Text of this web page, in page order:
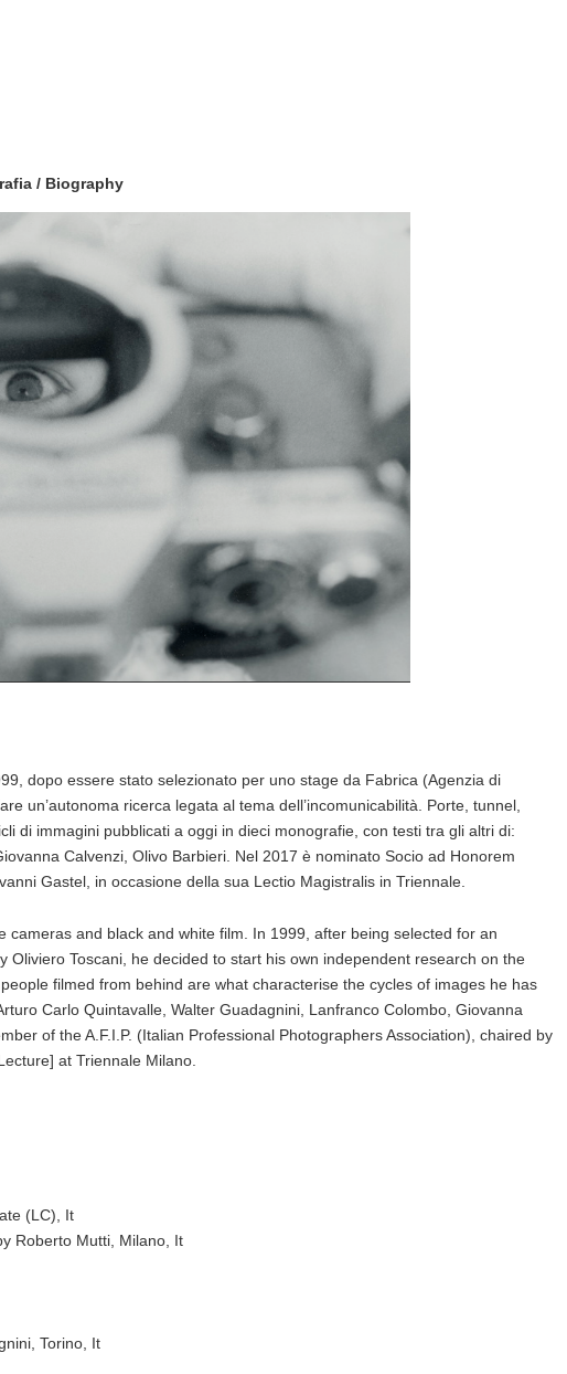
/ Biography
dopo essere stato selezionato per uno stage da Fabrica (Agenzia di
un’autonoma ricerca legata al tema dell’incomunicabilità. Porte, tunnel,
di immagini pubblicati a oggi in dieci monografie, con testi tra gli altri di:
Calvenzi, Olivo Barbieri. Nel 2017 è nominato Socio ad Honorem
Gastel, in occasione della sua Lectio Magistralis in Triennale.
and black and white film. In 1999, after being selected for an
Toscani, he decided to start his own independent research on the
filmed from behind are what characterise the cycles of images he has
Carlo Quintavalle, Walter Guadagnini, Lanfranco Colombo, Giovanna
of the A.F.I.P. (Italian Professional Photographers Association), chaired by
at Triennale Milano.
(LC), It
Roberto Mutti, Milano, It
Torino, It